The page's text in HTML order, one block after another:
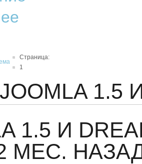
Страница:
1
1.5
1.5 И
МЕС.